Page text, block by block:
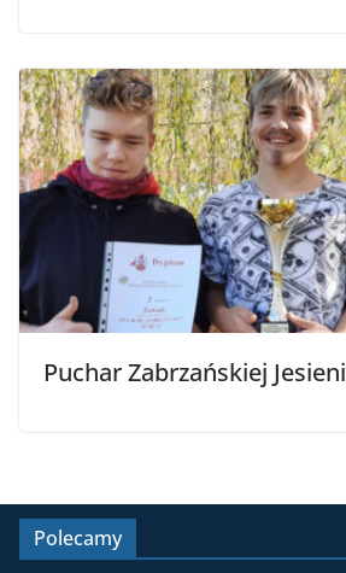
Puchar Zabrzańskiej Jesieni
Polecamy